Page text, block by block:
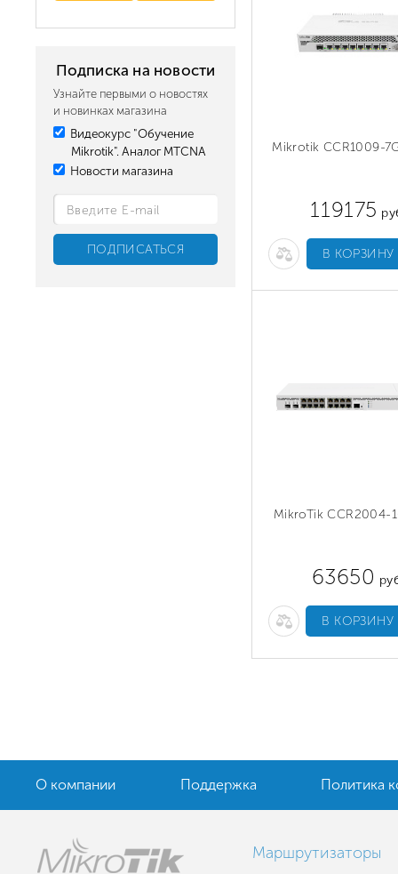
Подписка на новости
Узнайте первыми о новостях
и новинках магазина
Видеокурс "Обучение
Mikrotik". Аналог MTCNA
Новости магазина
Mikrotik CCR1009-
119175
В КОРЗИНУ
MikroTik CCR2004-
63650
В КОРЗИНУ
О компании Поддержка Политика
Маршрутизаторы